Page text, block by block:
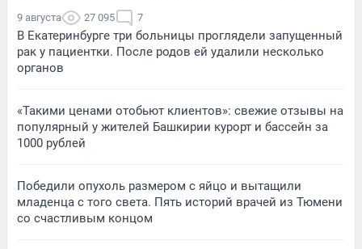
9 августа 27 095 7
В Екатеринбурге три больницы проглядели запущенный
рак у пациентки. После родов ей удалили несколько
органов
«Такими ценами отобьют клиентов»: свежие отзывы на
популярный у жителей Башкирии курорт и бассейн за
1000 рублей
Победили опухоль размером с яйцо и вытащили
младенца с того света. Пять историй врачей из Тюмени
со счастливым концом